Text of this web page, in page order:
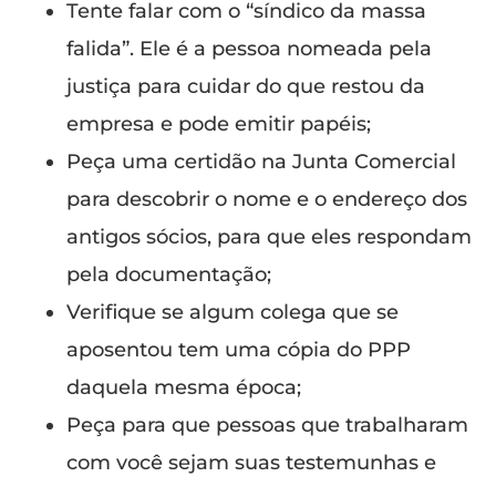
Tente falar com o “síndico da massa
falida”. Ele é a pessoa nomeada pela
justiça para cuidar do que restou da
empresa e pode emitir papéis;
Peça uma certidão na Junta Comercial
para descobrir o nome e o endereço dos
antigos sócios, para que eles respondam
pela documentação;
Verifique se algum colega que se
aposentou tem uma cópia do PPP
daquela mesma época;
Peça para que pessoas que trabalharam
com você sejam suas testemunhas e